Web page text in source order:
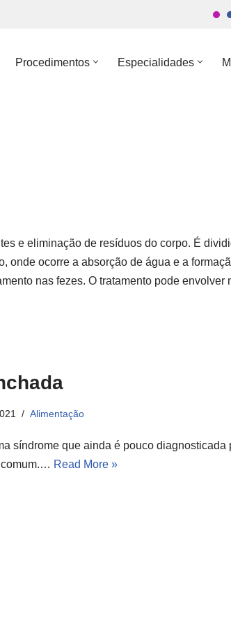
Procedimentos Especialidades
e eliminação de resíduos do corpo. É
onde ocorre a absorção de água e a
nas fezes. O tratamento pode envolver
Alimentação
síndrome que ainda é pouco diagnosticada
comum.… Read More »